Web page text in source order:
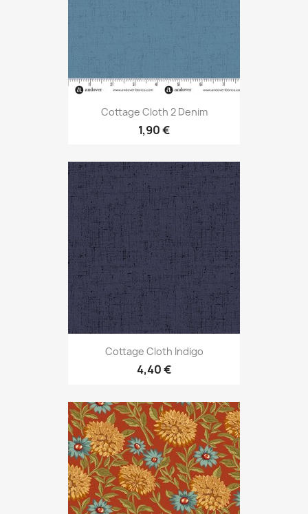
Cottage Cloth 2 Denim
1,90 €
Cottage Cloth Indigo
4,40 €